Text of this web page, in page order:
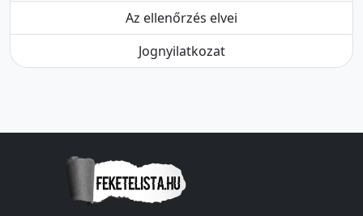
Az ellenőrzés elvei
Jognyilatkozat